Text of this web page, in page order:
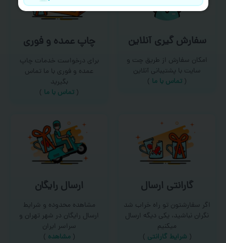
سفارش گیری آنلاین
امکان سفارش از طریق چت و
سایت با پشتیبانی آنلاین
( تماس با ما‌ )
چاپ عمده و فوری
برای درخواست خدمات چاپ
عمده و فوری با ما تماس
بگیرید
( تماس با ما )
گارانتی ارسال
اگر سفارشتون تو راه خراب شد
نگران نباشید، یکی دیگه ارسال
میکنیم
( شرایط گارانتی )
ارسال رایگان
مشاهده محدوده و شرایط
ارسال رایگان در شهر تهران و
سراسر ایران
(مشاهده )